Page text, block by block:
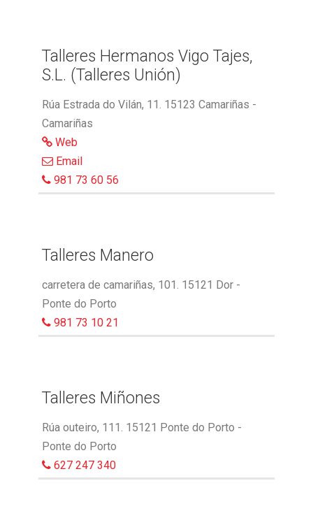
Talleres Hermanos Vigo Tajes,
S.L. (Talleres Unión)
Rúa Estrada do Vilán, 11. 15123 Camariñas -
Camariñas
Web
Email
981 73 60 56
Talleres Manero
carretera de camariñas, 101. 15121 Dor -
Ponte do Porto
981 73 10 21
Talleres Miñones
Rúa outeiro, 111. 15121 Ponte do Porto -
Ponte do Porto
627 247 340